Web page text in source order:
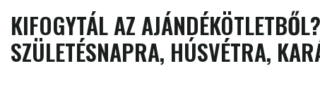
KIFOGYTÁL AZ
SZÜLETÉSNAPRA, HÚSVÉTRA,